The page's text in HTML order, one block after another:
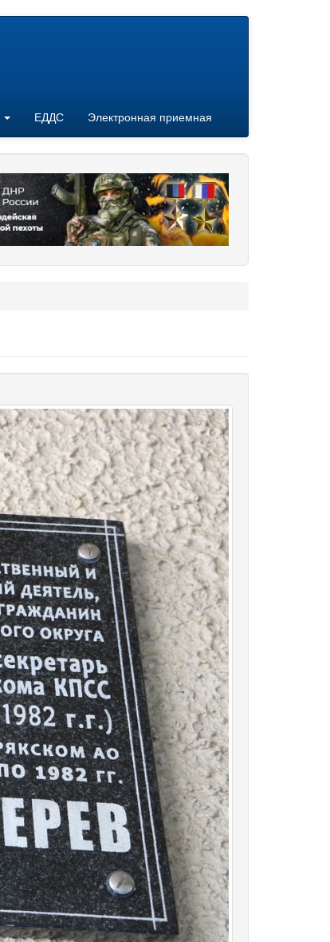
ЕДДС Электронная приемная